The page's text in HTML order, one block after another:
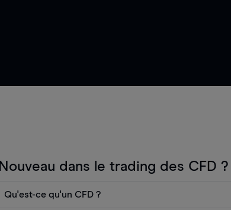
Nouveau dans le trading des CFD ?
Qu'est-ce qu'un CFD ?